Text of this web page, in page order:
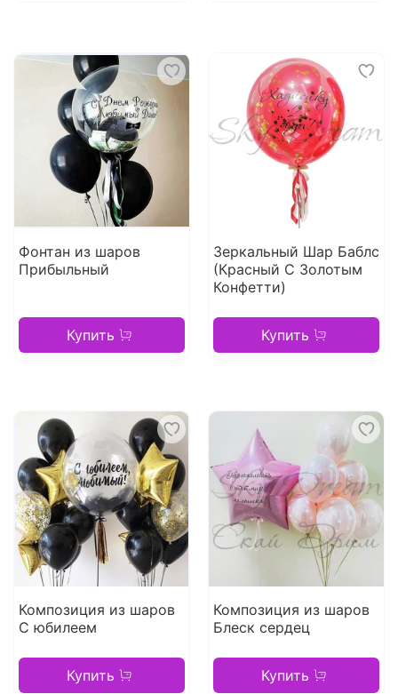
Фонтан из шаров
Прибыльный
Купить
Зеркальный Шар Баблс
(Красный С Золотым
Конфетти)
Купить
Композиция из шаров
С юбилеем
Купить
Композиция из шаров
Блеск сердец
Купить